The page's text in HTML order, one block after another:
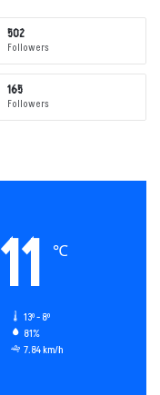
502
Followers
165
Followers
11 ℃
13º - 8º
81%
7.84 km/h